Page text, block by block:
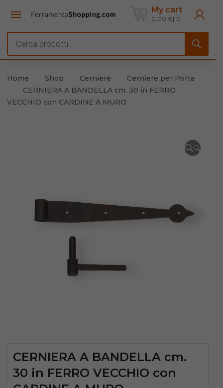
My cart
0,00 € 0
Home Shop Cerniere
Cerniere per Porta
CERNIERA A BANDELLA cm. 30 in FERRO
VECCHIO con CARDINE A MURO
🔍
CERNIERA A BANDELLA cm.
30 in FERRO VECCHIO con